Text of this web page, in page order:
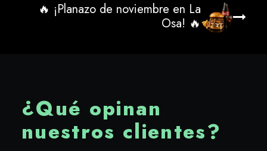
🔥 ¡Planazo de noviembre en La
Osa! 🔥
¿Qué opinan
nuestros clientes?